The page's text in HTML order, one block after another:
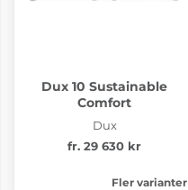
Dux 10 Sustainable
Comfort
Dux
fr. 29 630 kr
Fler varianter